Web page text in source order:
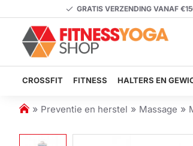
GRATIS VERZENDING VANAF
CROSSFIT FITNESS HALTERS EN
h
m
Preventie en herstel Massage